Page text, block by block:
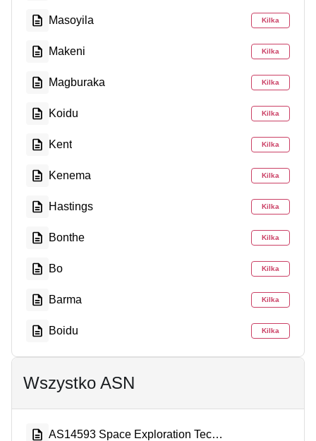
Masoyila Kilka
Makeni Kilka
Magburaka Kilka
Koidu Kilka
Kent Kilka
Kenema Kilka
Hastings Kilka
Bonthe Kilka
Bo Kilka
Barma Kilka
Boidu Kilka
Wszystko ASN
AS14593 Space Exploration Technologies Corporation